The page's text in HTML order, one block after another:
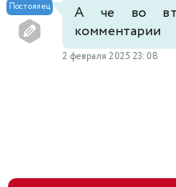
Постоялец
А че во
комментарии
2 февраля 2025 23:08